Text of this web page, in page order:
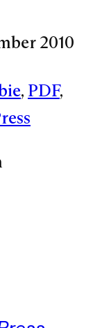
2010
, PDF